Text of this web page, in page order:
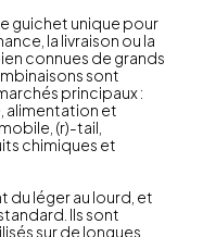
guichet unique pour
la livraison ou la
connues de grands
sont
principaux :
alimentation et
(r)-tail,
chimiques et
du léger au lourd, et
Ils sont
sur de longues